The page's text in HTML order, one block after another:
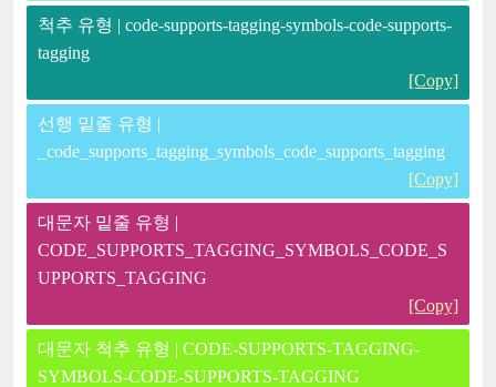
척추 유형 | code-supports-tagging-symbols-code-supports-
tagging
[Copy]
선행 밑줄 유형 |
_code_supports_tagging_symbols_code_supports_tagging
[Copy]
대문자 밑줄 유형 |
CODE_SUPPORTS_TAGGING_SYMBOLS_CODE_S
UPPORTS_TAGGING
[Copy]
대문자 척추 유형 | CODE-SUPPORTS-TAGGING-
SYMBOLS-CODE-SUPPORTS-TAGGING